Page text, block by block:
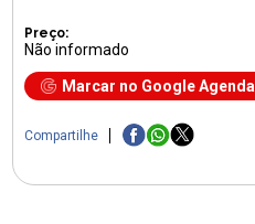
Preço:
Não informado
Marcar no Google Agenda
Compartilhe